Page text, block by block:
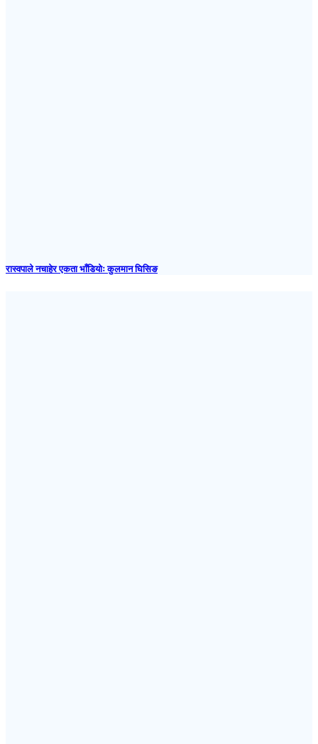
रास्वपाले नचाहेर एकता भाँडियोः कुलमान घिसिङ